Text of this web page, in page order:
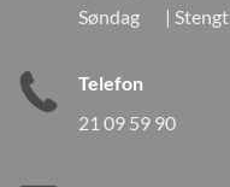
Søndag | Stengt
Telefon
21 09 59 90